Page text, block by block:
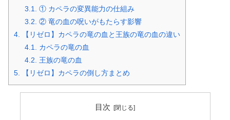
3.1. ① カペラの変異能力の仕組み
3.2. ② 竜の血の呪いがもたらす影響
4. 【リゼロ】カペラの竜の血と王族の竜の血の違い
4.1. カペラの竜の血
4.2. 王族の竜の血
5. 【リゼロ】カペラの倒し方まとめ
目次